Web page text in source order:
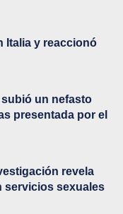
Italia y reaccionó
un nefasto
presentada por el
revela
servicios sexuales